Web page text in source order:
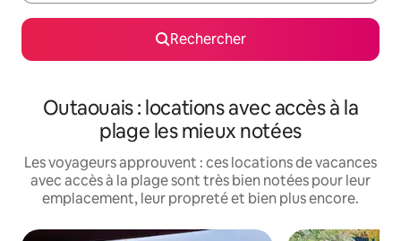
Rechercher
Outaouais : locations avec accès à la
plage les mieux notées
Les voyageurs approuvent : ces locations de vacances
avec accès à la plage sont très bien notées pour leur
emplacement, leur propreté et bien plus encore.